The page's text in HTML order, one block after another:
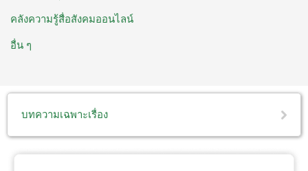
คลังความรู้สื่อสังคมออนไลน์
อื่น ๆ
บทความเฉพาะเรื่อง